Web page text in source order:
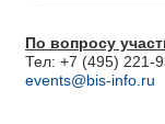
По вопросу
Тел: +7 (495) 221-
events@bis-info.ru